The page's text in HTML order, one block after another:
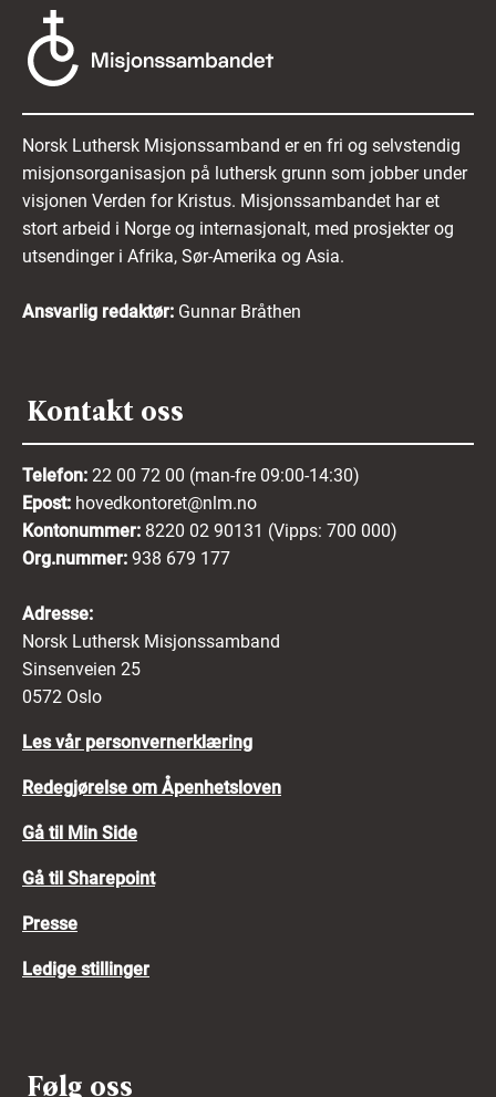
Norsk Luthersk Misjonssamband er en fri og selvstendig
misjonsorganisasjon på luthersk grunn som jobber under
visjonen Verden for Kristus. Misjonssambandet har et
stort arbeid i Norge og internasjonalt, med prosjekter og
utsendinger i Afrika, Sør-Amerika og Asia.
Ansvarlig redaktør: Gunnar Bråthen
Kontakt oss
Telefon: 22 00 72 00 (man-fre 09:00-14:30)
Epost: hovedkontoret@nlm.no
Kontonummer: 8220 02 90131 (Vipps: 700 000)
Org.nummer: 938 679 177
Adresse:
Norsk Luthersk Misjonssamband
Sinsenveien 25
0572 Oslo
Les vår personvernerklæring
Redegjørelse om Åpenhetsloven
Gå til Min Side
Gå til Sharepoint
Presse
Ledige stillinger
Følg oss